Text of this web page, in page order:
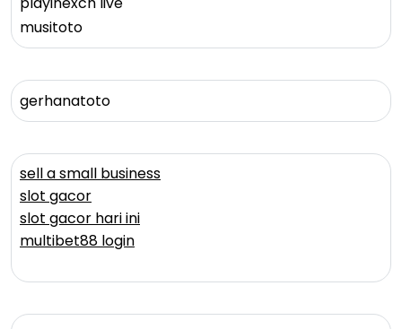
musitoto
gerhanatoto
sell a small business
slot gacor
slot gacor hari ini
multibet88 login